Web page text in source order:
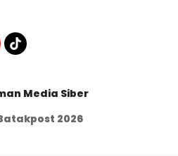
Media Siber
2026